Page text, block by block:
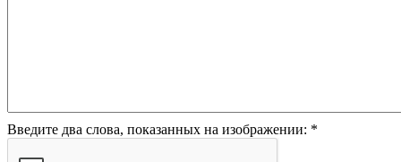
Введите два слова, показанных на изображении: *